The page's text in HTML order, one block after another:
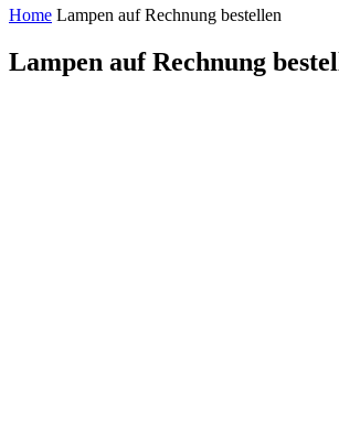
Home Lampen auf Rechnung bestellen
Lampen auf Rechnung